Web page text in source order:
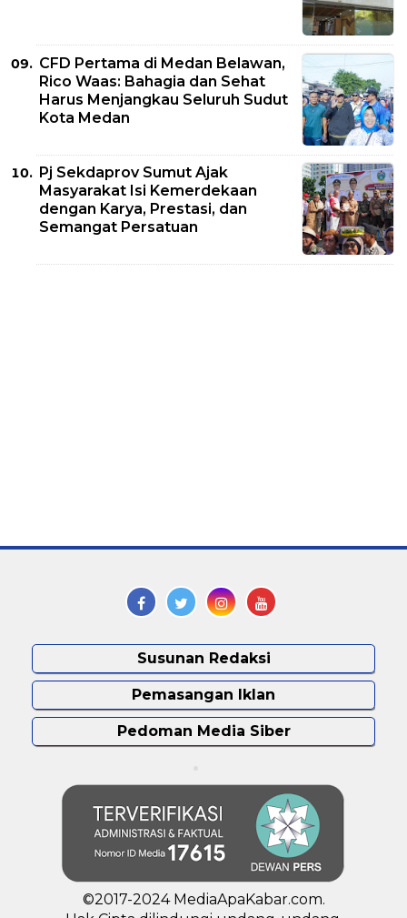
CFD Pertama di Medan Belawan,
Rico Waas: Bahagia dan Sehat
Harus Menjangkau Seluruh Sudut
Kota Medan
Pj Sekdaprov Sumut Ajak
Masyarakat Isi Kemerdekaan
dengan Karya, Prestasi, dan
Semangat Persatuan
Susunan Redaksi
Pemasangan Iklan
Pedoman Media Siber
©2017-2024 MediaApaKabar.com.